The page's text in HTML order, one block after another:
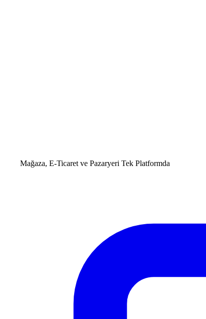
Mağaza, E-Ticaret ve Pazaryeri Tek Platformda